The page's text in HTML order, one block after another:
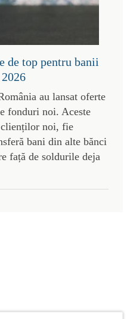
de top pentru banii
au lansat oferte
fonduri noi. Aceste
noi, fie
bani din alte bănci
față de soldurile deja